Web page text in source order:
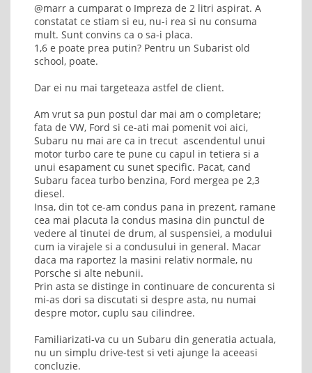
@marr a cumparat o Impreza de 2 litri aspirat. A
constatat ce stiam si eu, nu-i rea si nu consuma
mult. Sunt convins ca o sa-i placa.
1,6 e poate prea putin? Pentru un Subarist old
school, poate.
Dar ei nu mai targeteaza astfel de client.
Am vrut sa pun postul dar mai am o completare;
fata de VW, Ford si ce-ati mai pomenit voi aici,
Subaru nu mai are ca in trecut ascendentul unui
motor turbo care te pune cu capul in tetiera si a
unui esapament cu sunet specific. Pacat, cand
Subaru facea turbo benzina, Ford mergea pe 2,3
diesel.
Insa, din tot ce-am condus pana in prezent, ramane
cea mai placuta la condus masina din punctul de
vedere al tinutei de drum, al suspensiei, a modului
cum ia virajele si a condusului in general. Macar
daca ma raportez la masini relativ normale, nu
Porsche si alte nebunii.
Prin asta se distinge in continuare de concurenta si
mi-as dori sa discutati si despre asta, nu numai
despre motor, cuplu sau cilindree.
Familiarizati-va cu un Subaru din generatia actuala,
nu un simplu drive-test si veti ajunge la aceeasi
concluzie.